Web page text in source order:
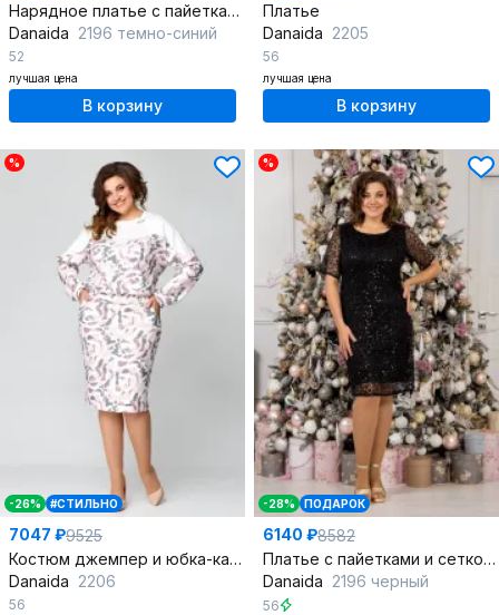
Нарядное платье с пайетками и прозрачной сеткой
Danaida 2196 темно-синий
52
лучшая цена
В корзину
Платье
Danaida 2205
56
лучшая цена
В корзину
%
-26% #СТИЛЬНО
7047 ₽9525
Костюм джемпер и юбка-карандаш из мягкого трикотажа, белый
Danaida 2206
56
%
-28% ПОДАРОК
6140 ₽8582
Платье с пайетками и сеткой двухслойное для новогодних вечеринок
Danaida 2196 черный
56